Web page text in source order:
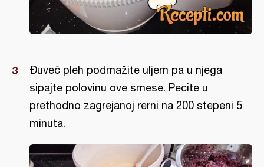
Đuveč pleh podmažite uljem pa u njega
sipajte polovinu ove smese. Pecite u
prethodno zagrejanoj rerni na 200 stepeni 5
minuta.